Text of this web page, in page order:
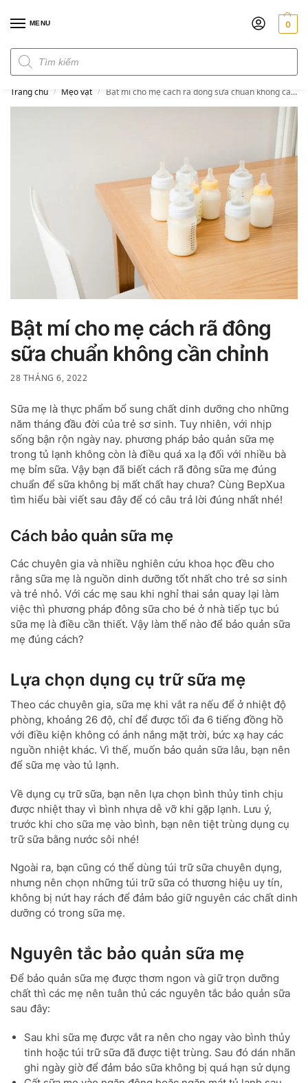
MENU 0
Trang chủ / Mẹo vặt / Bật mí cho mẹ cách rã đông sữa chuẩn không cần chỉnh
Bật mí cho mẹ cách rã đông
sữa chuẩn không cần chỉnh
28 THÁNG 6, 2022
Sữa mẹ là thực phẩm bổ sung chất dinh dưỡng cho những
năm tháng đầu đời của trẻ sơ sinh. Tuy nhiên, với nhịp
sống bận rộn ngày nay. phương pháp bảo quản sữa mẹ
trong tủ lạnh không còn là điều quá xa lạ đối với nhiều bà
mẹ bỉm sữa. Vậy bạn đã biết cách rã đông sữa mẹ đúng
chuẩn để sữa không bị mất chất hay chưa? Cùng BepXua
tìm hiểu bài viết sau đây để có câu trả lời đúng nhất nhé!
Cách bảo quản sữa mẹ
Các chuyên gia và nhiều nghiên cứu khoa học đều cho
rằng sữa mẹ là nguồn dinh dưỡng tốt nhất cho trẻ sơ sinh
và trẻ nhỏ. Với các mẹ sau khi nghỉ thai sản quay lại làm
việc thì phương pháp đông sữa cho bé ở nhà tiếp tục bú
sữa mẹ là điều cần thiết. Vậy làm thế nào để bảo quản sữa
mẹ đúng cách?
Lựa chọn dụng cụ trữ sữa mẹ
Theo các chuyên gia, sữa mẹ khi vắt ra nếu để ở nhiệt độ
phòng, khoảng 26 độ, chỉ để được tối đa 6 tiếng đồng hồ
với điều kiện không có ánh nắng mặt trời, bức xạ hay các
nguồn nhiệt khác. Vì thế, muốn bảo quản sữa lâu, bạn nên
để sữa mẹ vào tủ lạnh.
Về dụng cụ trữ sữa, bạn nên lựa chọn bình thủy tinh chịu
được nhiệt thay vì bình nhựa dễ vỡ khi gặp lạnh. Lưu ý,
trước khi cho sữa mẹ vào bình, bạn nên tiệt trùng dụng cụ
trữ sữa bằng nước sôi nhé!
Ngoài ra, bạn cũng có thể dùng túi trữ sữa chuyên dụng,
nhưng nên chọn những túi trữ sữa có thương hiệu uy tín,
không bị nứt hay rách để đảm bảo giữ nguyên các chất dinh
dưỡng có trong sữa mẹ.
Nguyên tắc bảo quản sữa mẹ
Để bảo quản sữa mẹ được thơm ngon và giữ trọn dưỡng
chất thì các mẹ nên tuân thủ các nguyên tắc bảo quản sữa
sau đây:
Sau khi sữa mẹ được vắt ra nên cho ngay vào bình thủy
tinh hoặc túi trữ sữa đã được tiệt trùng. Sau đó dán nhãn
ghi ngày giờ để đảm bảo sữa không bị quá hạn sử dụng